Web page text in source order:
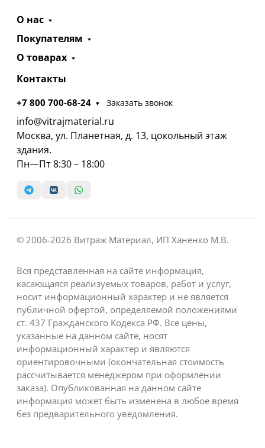
О нас
Покупателям
О товарах
Контакты
+7 800 700-68-24 Заказать звонок
info@vitrajmaterial.ru
Москва, ул. Планетная, д. 13, цокольный этаж
здания.
Пн—Пт 8:30 – 18:00
© 2006-2026 Витраж Материал, ИП Ханенко М.В.
Вся представленная на сайте информация,
касающаяся реализуемых товаров, работ и услуг,
носит информационный характер и не является
публичной офертой, определяемой положениями
ст. 437 Гражданского Кодекса РФ. Все цены,
указанные на данном сайте, носят
информационный характер и являются
ориентировочными (окончательная стоимость
рассчитывается менеджером при оформлении
заказа). Опубликованная на данном сайте
информация может быть изменена в любое время
без предварительного уведомления.